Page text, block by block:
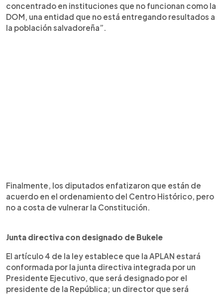
concentrado en instituciones que no funcionan como la
DOM, una entidad que no está entregando resultados a
la población salvadoreña”.
Finalmente, los diputados enfatizaron que están de
acuerdo en el ordenamiento del Centro Histórico, pero
no a costa de vulnerar la Constitución.
Junta directiva con designado de Bukele
El artículo 4 de la ley establece que la APLAN estará
conformada por la junta directiva integrada por un
Presidente Ejecutivo, que será designado por el
presidente de la República; un director que será